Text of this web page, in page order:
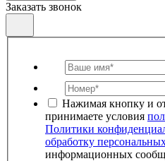
Заказать звонок
Нажимая кнопку и
принимаете условия
Политики
обработку
информационных